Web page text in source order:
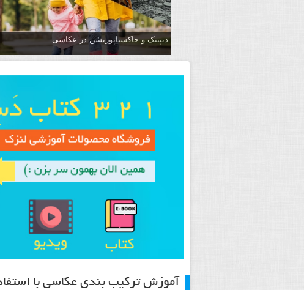
دیپتیک و جاکستا‌پوزیشن در عکاسی
آموزش ترکیب بندی عکاسی با